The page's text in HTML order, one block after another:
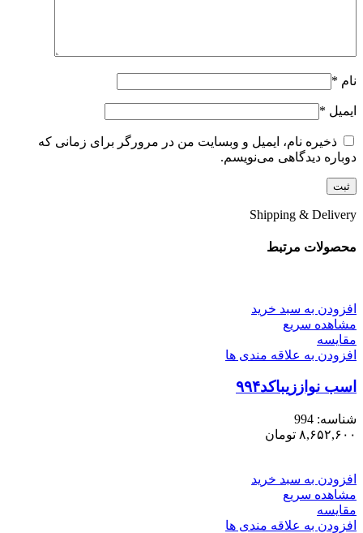
نام *
ایمیل *
ذخیره نام، ایمیل و وبسایت من در مرورگر برای زمانی که
دوباره دیدگاهی می‌نویسم.
Shipping & Delivery
محصولات مرتبط
افزودن به سبد خرید
مشاهده سریع
مقایسه
افزودن به علاقه مندی ها
اسب نواززیباکد۹۹۴
شناسه: 994
۸,۶۵۲,۶۰۰ تومان
افزودن به سبد خرید
مشاهده سریع
مقایسه
افزودن به علاقه مندی ها